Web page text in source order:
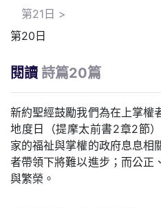
第21日 >
第20日
閱讀 詩篇20篇
新約聖經鼓勵我們為在上掌權
地度日（提摩太前書2章2節
家的福祉與掌權的政府息息相
者帶領下將難以進步；而公正
與繁榮。